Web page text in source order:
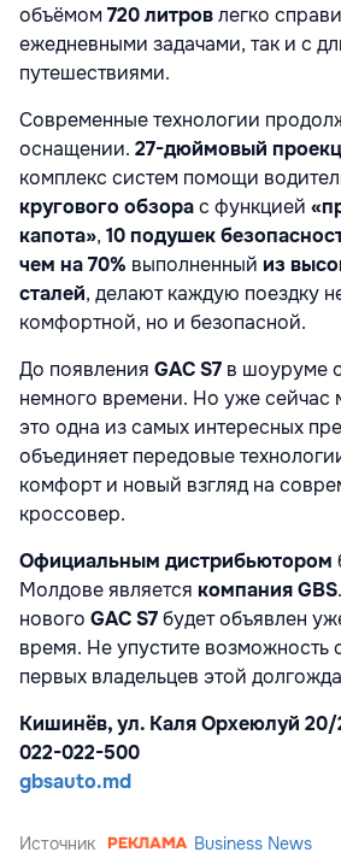
объёмом720 литровлегко
ежедневными задачами, так и с
путешествиями.
Современные технологии
оснащении. 27-дюймовый
комплекс систем помощи
кругового обзорас функцией
капота», 10 подушек
чем на 70% выполненный из
сталей, делают каждую поездку
комфортной, но и безопасной.
До появления GAC S7 в шоуруме
немного времени. Но уже сейчас
это одна из самых интересных
объединяет передовые
комфорт и новый взгляд на
кроссовер.
Официальным дистрибьютором
Молдове является компанияGBS
нового GAC S7будет объявлен
время. Не упустите возможность
первых владельцев этой
Кишинёв, ул. Каля Орхеюлуй 20/
022-022-500
gbsauto.md
Источник Business News